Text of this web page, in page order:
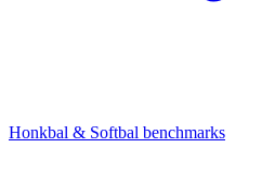
Honkbal & Softbal benchmarks